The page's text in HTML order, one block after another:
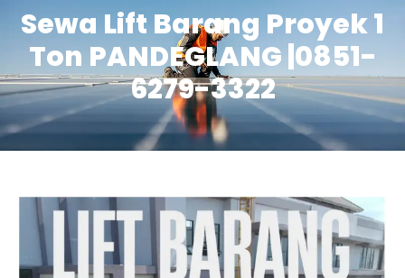
Sewa Lift Barang Proyek 1
Ton PANDEGLANG |0851-
6279-3322